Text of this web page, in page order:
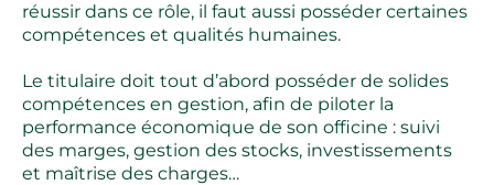
réussir dans ce rôle, il faut aussi posséder certaines
compétences et qualités humaines.
Le titulaire doit tout d’abord posséder de solides
compétences en gestion, afin de piloter la
performance économique de son officine : suivi
des marges, gestion des stocks, investissements
et maîtrise des charges…